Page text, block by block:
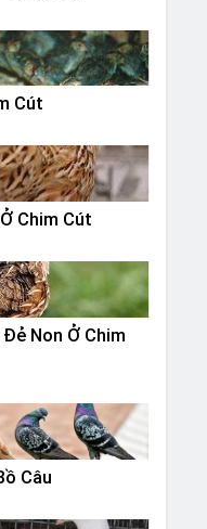
Cút
Chim Cút
Non Ở Chim
Câu